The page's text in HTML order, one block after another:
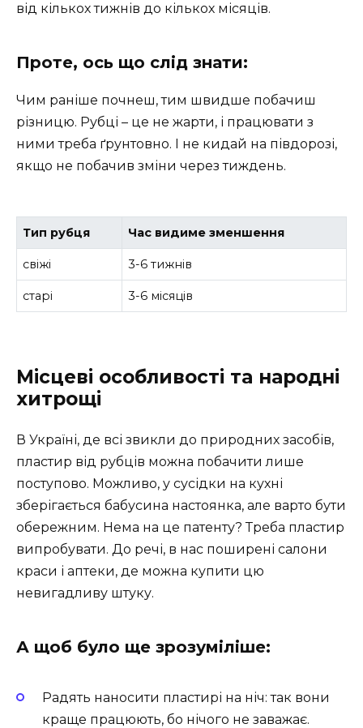
від кількох тижнів до кількох місяців.
Проте, ось що слід знати:
Чим раніше почнеш, тим швидше побачиш
різницю. Рубці – це не жарти, і працювати з
ними треба ґрунтовно. І не кидай на півдорозі,
якщо не побачив зміни через тиждень.
Тип рубця Час видиме зменшення
свіжі 3-6 тижнів
старі 3-6 місяців
Місцеві особливості та народні
хитрощі
В Україні, де всі звикли до природних засобів,
пластир від рубців можна побачити лише
поступово. Можливо, у сусідки на кухні
зберігається бабусина настоянка, але варто бути
обережним. Нема на це патенту? Треба пластир
випробувати. До речі, в нас поширені салони
краси і аптеки, де можна купити цю
невигадливу штуку.
А щоб було ще зрозуміліше:
Радять наносити пластирі на ніч: так вони
краще працюють, бо нічого не заважає.